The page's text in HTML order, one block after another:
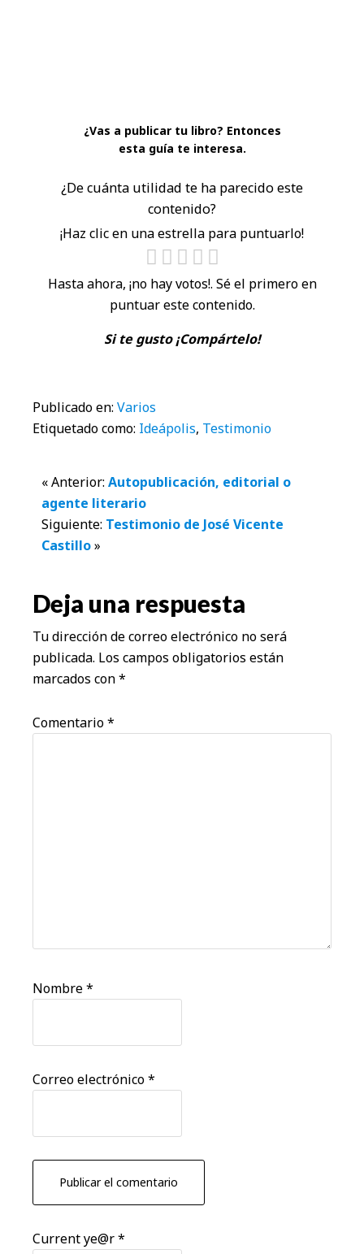
¿Vas a publicar tu libro? Entonces
esta guía te interesa.
¿De cuánta utilidad te ha parecido este
contenido?
¡Haz clic en una estrella para puntuarlo!
Hasta ahora, ¡no hay votos!. Sé el primero en
puntuar este contenido.
Si te gusto ¡Compártelo!
Publicado en: Varios
Etiquetado como: Ideápolis, Testimonio
Interacciones
con
lectores
« Anterior:Autopublicación, editorial o
agente literario
Siguiente: Testimonio de José Vicente
Castillo»
Deja una respuesta
Tu dirección de correo electrónico no será
publicada. Los campos obligatorios están
marcados con*
Comentario*
Nombre*
Correo electrónico*
Current ye@r*